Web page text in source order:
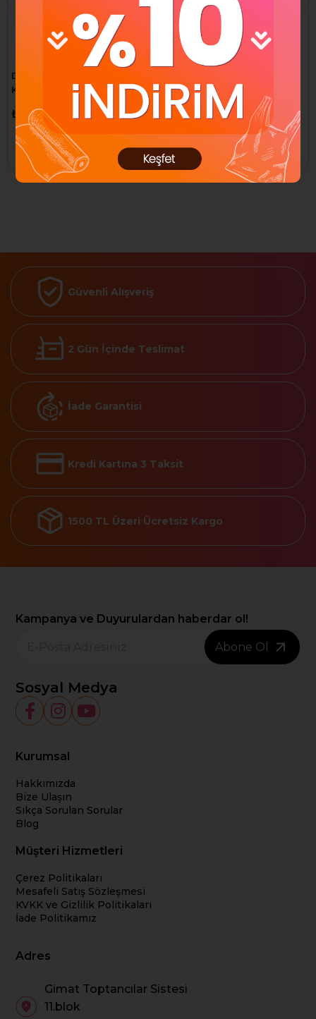
DURACELL SIMPLY AA
KALEM PİL 20'Lİ
₺1.050,00 ₺1.125,00
Sepete Ekle
₺493,35 ₺533,72
Sepete Ekle
Güvenli Alışveriş
2 Gün İçinde Teslimat
İade Garantisi
Kredi Kartına 3 Taksit
1500 TL Üzeri Ücretsiz Kargo
Kampanya ve Duyurulardan haberdar ol!
Abone Ol
Sosyal Medya
Kurumsal
Hakkımızda
Bize Ulaşın
Sıkça Sorulan Sorular
Blog
Müşteri Hizmetleri
Çerez Politikaları
Mesafeli Satış Sözleşmesi
KVKK ve Gizlilik Politikaları
İade Politikamız
Adres
Gimat Toptancılar Sistesi
11.blok